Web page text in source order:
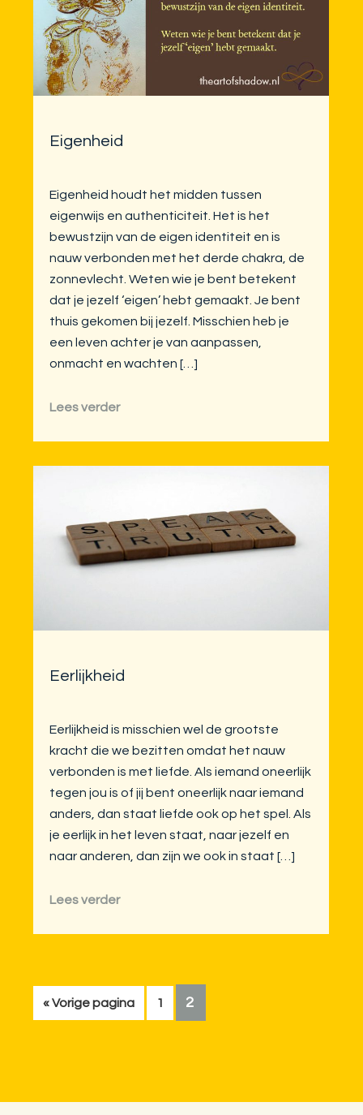
Eigenheid
Eigenheid houdt het midden tussen
eigenwijs en authenticiteit. Het is het
bewustzijn van de eigen identiteit en is
nauw verbonden met het derde chakra, de
zonnevlecht. Weten wie je bent betekent
dat je jezelf ‘eigen’ hebt gemaakt. Je bent
thuis gekomen bij jezelf. Misschien heb je
een leven achter je van aanpassen,
onmacht en wachten […]
Lees verder
Eerlijkheid
Eerlijkheid is misschien wel de grootste
kracht die we bezitten omdat het nauw
verbonden is met liefde. Als iemand oneerlijk
tegen jou is of jij bent oneerlijk naar iemand
anders, dan staat liefde ook op het spel. Als
je eerlijk in het leven staat, naar jezelf en
naar anderen, dan zijn we ook in staat […]
Lees verder
«Ga
naar
Vorige pagina
Go
to
1
GO
TO
2